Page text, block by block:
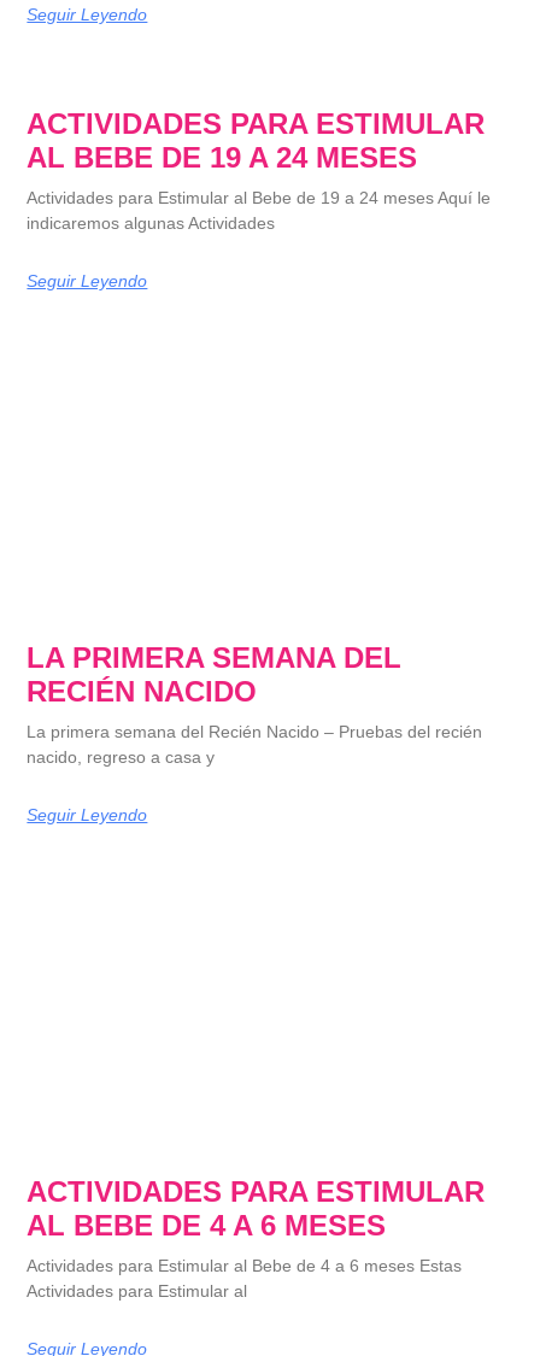
Seguir Leyendo
ACTIVIDADES PARA ESTIMULAR
AL BEBE DE 19 A 24 MESES
Actividades para Estimular al Bebe de 19 a 24 meses Aquí le
indicaremos algunas Actividades
Seguir Leyendo
LA PRIMERA SEMANA DEL
RECIÉN NACIDO
La primera semana del Recién Nacido – Pruebas del recién
nacido, regreso a casa y
Seguir Leyendo
ACTIVIDADES PARA ESTIMULAR
AL BEBE DE 4 A 6 MESES
Actividades para Estimular al Bebe de 4 a 6 meses Estas
Actividades para Estimular al
Seguir Leyendo